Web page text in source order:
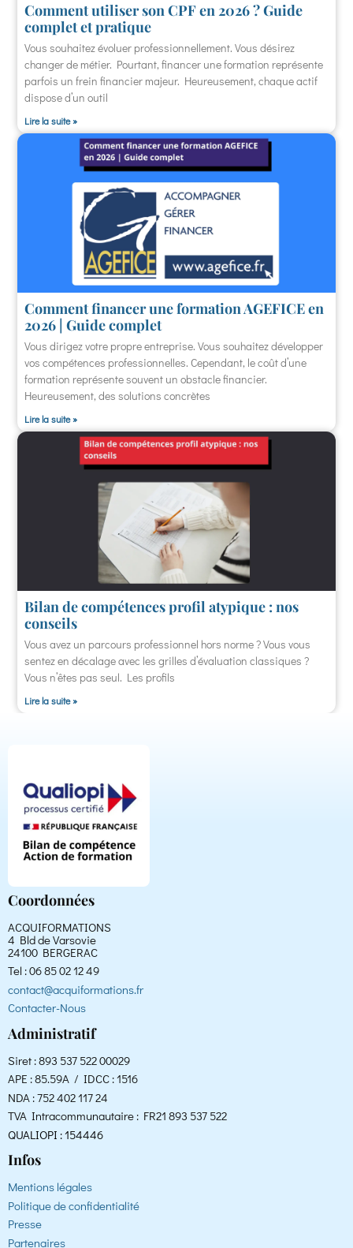
Comment utiliser son CPF en 2026 ? Guide
complet et pratique
Vous souhaitez évoluer professionnellement. Vous désirez
changer de métier. Pourtant, financer une formation représente
parfois un frein financier majeur. Heureusement, chaque actif
dispose d’un outil
Lire la suite »
Comment financer une formation AGEFICE en
2026 | Guide complet
Vous dirigez votre propre entreprise. Vous souhaitez développer
vos compétences professionnelles. Cependant, le coût d’une
formation représente souvent un obstacle financier.
Heureusement, des solutions concrètes
Lire la suite »
Bilan de compétences profil atypique : nos
conseils
Vous avez un parcours professionnel hors norme ? Vous vous
sentez en décalage avec les grilles d’évaluation classiques ?
Vous n’êtes pas seul. Les profils
Lire la suite »
Coordonnées
ACQUIFORMATIONS
4 Bld de Varsovie
24100 BERGERAC
Tel : 06 85 02 12 49
contact@acquiformations.fr
Contacter-Nous
Administratif
Siret : 893 537 522 00029
APE : 85.59A / IDCC : 1516
NDA : 752 402 117 24
TVA Intracommunautaire : FR21 893 537 522
QUALIOPI : 154446
Infos
Mentions légales
Politique de confidentialité
Presse
Partenaires